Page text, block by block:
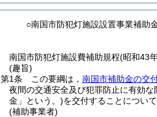
○南国市防犯灯施設設置事業補助
南国市防犯灯施設費補助規程(昭和43
(趣旨)
第1条
この要綱は， 南国市補助金の交
夜間の交通安全及び犯罪防止に有効
金」という。)を交付することについ
(補助事業者)